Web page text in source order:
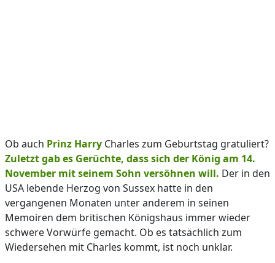
Ob auch Prinz Harry Charles zum Geburtstag gratuliert?
Zuletzt gab es Gerüchte, dass sich der König am 14.
November mit seinem Sohn versöhnen will. Der in den
USA lebende Herzog von Sussex hatte in den
vergangenen Monaten unter anderem in seinen
Memoiren dem britischen Königshaus immer wieder
schwere Vorwürfe gemacht. Ob es tatsächlich zum
Wiedersehen mit Charles kommt, ist noch unklar.